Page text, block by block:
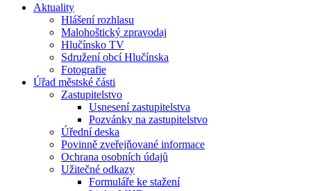
Aktuality
Hlášení rozhlasu
Malohoštický zpravodaj
Hlučínsko TV
Sdružení obcí Hlučínska
Fotografie
Úřad městské části
Zastupitelstvo
Usnesení zastupitelstva
Pozvánky na zastupitelstvo
Úřední deska
Povinně zveřejňované informace
Ochrana osobních údajů
Užitečné odkazy
Formuláře ke stažení